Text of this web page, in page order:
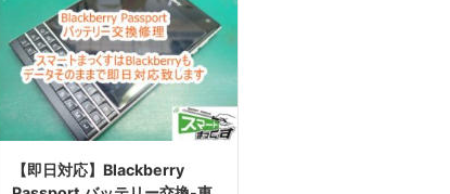
【即日対応】Blackberry